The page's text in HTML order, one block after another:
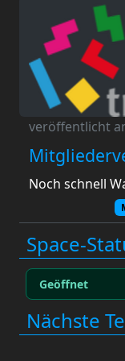
veröffentlicht
Noch schnell
Space-
Geöffnet
Nächste